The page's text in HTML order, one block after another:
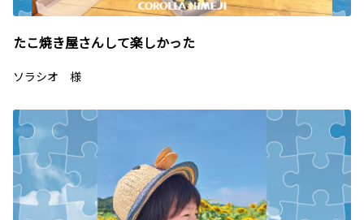
たこ焼き屋さんして楽しかった
ソラシオ 様